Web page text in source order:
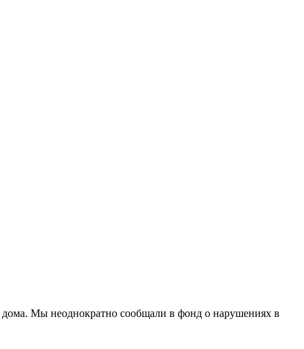
дома. Мы неоднократно сообщали в фонд о нарушениях в